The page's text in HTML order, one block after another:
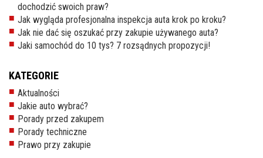
Zamów inspekcję
505
483
inspekcje.pl
26-
600
Radom,
dochodzić swoich praw?
Jak wygląda profesjonalna inspekcja auta krok po kroku?
Jak nie dać się oszukać przy zakupie używanego auta?
Jaki samochód do 10 tys? 7 rozsądnych propozycji!
KATEGORIE
Aktualności
Jakie auto wybrać?
Porady przed zakupem
Porady techniczne
Prawo przy zakupie